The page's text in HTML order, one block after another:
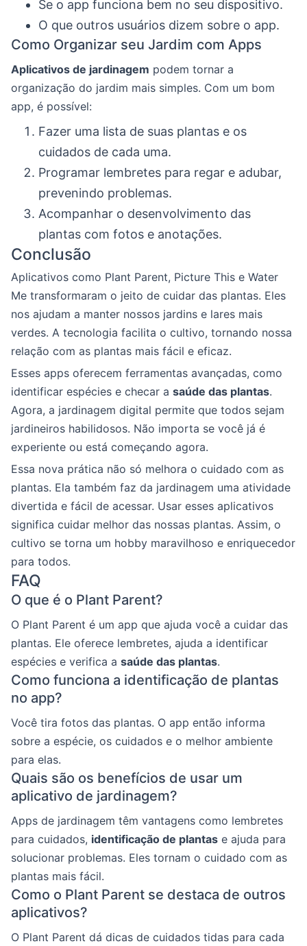
Se o app funciona bem no seu dispositivo.
O que outros usuários dizem sobre o app.
Como Organizar seu Jardim com Apps
Aplicativos de jardinagem podem tornar a
organização do jardim mais simples. Com um bom
app, é possível:
Fazer uma lista de suas plantas e os
cuidados de cada uma.
Programar lembretes para regar e adubar,
prevenindo problemas.
Acompanhar o desenvolvimento das
plantas com fotos e anotações.
Conclusão
Aplicativos como Plant Parent, Picture This e Water
Me transformaram o jeito de cuidar das plantas. Eles
nos ajudam a manter nossos jardins e lares mais
verdes. A tecnologia facilita o cultivo, tornando nossa
relação com as plantas mais fácil e eficaz.
Esses apps oferecem ferramentas avançadas, como
identificar espécies e checar a saúde das plantas.
Agora, a jardinagem digital permite que todos sejam
jardineiros habilidosos. Não importa se você já é
experiente ou está começando agora.
Essa nova prática não só melhora o cuidado com as
plantas. Ela também faz da jardinagem uma atividade
divertida e fácil de acessar. Usar esses aplicativos
significa cuidar melhor das nossas plantas. Assim, o
cultivo se torna um hobby maravilhoso e enriquecedor
para todos.
FAQ
O que é o Plant Parent?
O Plant Parent é um app que ajuda você a cuidar das
plantas. Ele oferece lembretes, ajuda a identificar
espécies e verifica a saúde das plantas.
Como funciona a identificação de plantas
no app?
Você tira fotos das plantas. O app então informa
sobre a espécie, os cuidados e o melhor ambiente
para elas.
Quais são os benefícios de usar um
aplicativo de jardinagem?
Apps de jardinagem têm vantagens como lembretes
para cuidados, identificação de plantas e ajuda para
solucionar problemas. Eles tornam o cuidado com as
plantas mais fácil.
Como o Plant Parent se destaca de outros
aplicativos?
O Plant Parent dá dicas de cuidados tidas para cada